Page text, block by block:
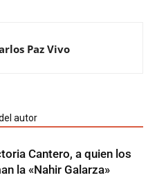
Paz Vivo
autor
Cantero, a quien los
la «Nahir Galarza»